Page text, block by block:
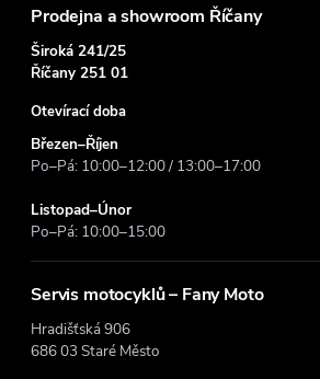
Prodejna a showroom Říčany
Široká 241/25
Říčany 251 01
Otevírací doba
Březen–Říjen
Po–Pá: 10:00–12:00 / 13:00–17:00
Listopad–Únor
Po–Pá: 10:00–15:00
Servis motocyklů – Fany Moto
Hradišťská 906
686 03 Staré Město